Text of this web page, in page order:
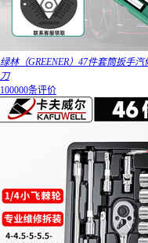
绿林（GREENER）47件套筒扳手
刀
100000条评价